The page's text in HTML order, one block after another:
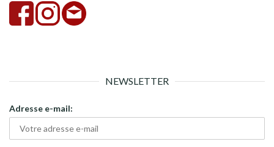
NEWSLETTER
Adresse e-mail: